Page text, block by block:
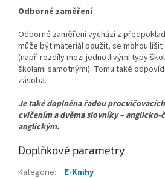
Odborné zaměření
Odborné zaměření vychází z
může být materiál použit, se mohou lišit
(např. rozdíly mezi jednotlivými typy
školami samotnými). Tomu také
zásoba.
Je také doplněna řadou
cvičením a dvěma slovníky – anglicko-
anglickým.
Doplňkové parametry
Kategorie:
E-Knihy